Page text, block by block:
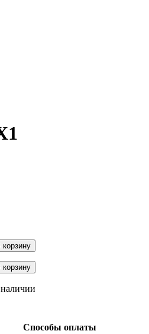
корзину
корзину
Способы оплаты